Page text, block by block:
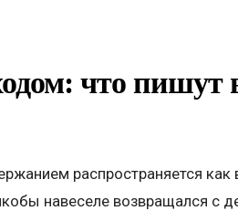
что пишут
распространяется как
навеселе возвращался с